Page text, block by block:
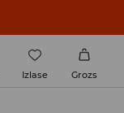
Izlase Grozs